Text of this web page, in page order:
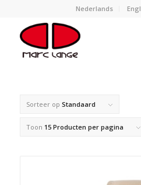
Nederlands
Sorteer op Standaard
Toon 15 Producten per pagina